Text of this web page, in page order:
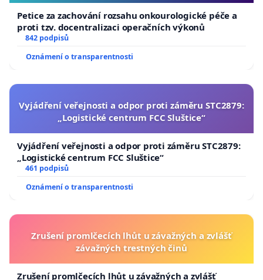
Petice za zachování rozsahu onkourologické péče a
proti tzv. docentralizaci operačních výkonů
842 podpisů
Oznámení o transparentnosti
Vyjádření veřejnosti a odpor proti záměru STC2879:
„Logistické centrum FCC Sluštice“
Vyjádření veřejnosti a odpor proti záměru STC2879:
„Logistické centrum FCC Sluštice“
461 podpisů
Oznámení o transparentnosti
Zrušení promlčecích lhůt u závažných a zvlášť
závažných trestných činů
Zrušení promlčecích lhůt u závažných a zvlášť